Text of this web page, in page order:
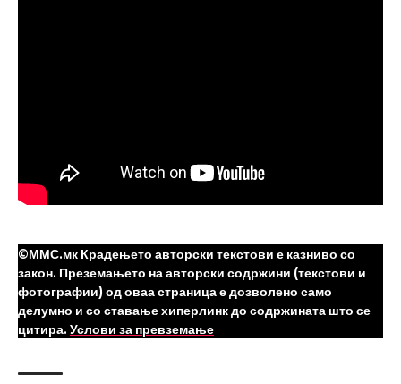
©ММС.мк Крадењето авторски текстови е казниво со
закон. Преземањето на авторски содржини (текстови и
фотографии) од оваа страница е дозволено само
делумно и со ставање хиперлинк до содржината што се
цитира. Услови за превземање